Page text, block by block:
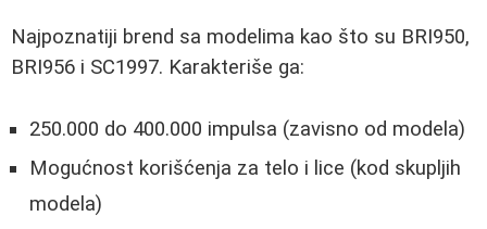
Najpoznatiji brend sa modelima kao što su BRI950,
BRI956 i SC1997. Karakteriše ga:
250.000 do 400.000 impulsa (zavisno od modela)
Mogućnost korišćenja za telo i lice (kod skupljih
modela)